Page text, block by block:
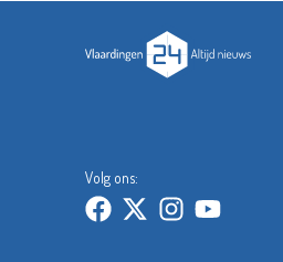
Volg ons: